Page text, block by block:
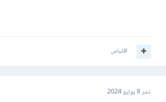
اقتباس
نشر8 يوليو 2024